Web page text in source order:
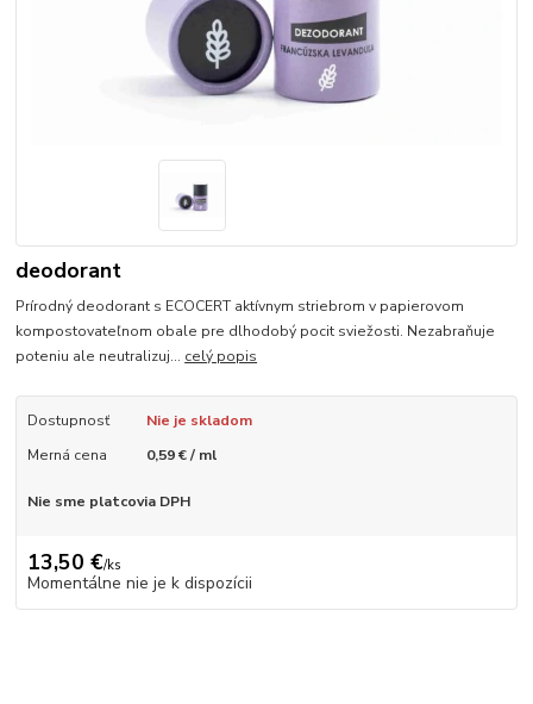
deodorant
Prírodný deodorant s ECOCERT aktívnym striebrom v papierovom
kompostovateľnom obale pre dlhodobý pocit sviežosti. Nezabraňuje
poteniu ale neutralizuj... celý popis
Dostupnosť
Nie je skladom
Merná cena
0,59 € / ml
Nie sme platcovia DPH
13,50 €/ks
Momentálne nie je k dispozícii